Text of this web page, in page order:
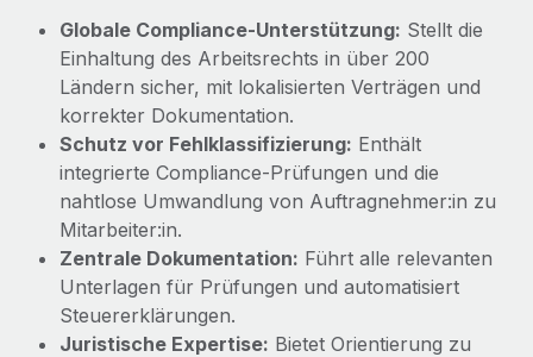
Mobilität und Relocation
Mühelose Relocation von Mitarbeiter:innen
Benefits
Mühelose Verwaltung von Benefits
Auf einen Blick Erfahre mehr über die unglaubliche
Transformation einer weltweit erfolgreichen...
Mehr erfahren
Den Blog erkunden
Neues zu Remote-Produkten: Integration mit
Gusto und Zero und Contractor Management
Plus
Auch im neuen Jahr wollen wir bei Remote Unternehmen
aller Größen dabei unterstützen, die beste...
Mehr erfahren
Globale Compliance-Unterstützung: Stellt die
Einhaltung des Arbeitsrechts in über 200
Ländern sicher, mit lokalisierten Verträgen und
korrekter Dokumentation.
Schutz vor Fehlklassifizierung: Enthält
integrierte Compliance‑Prüfungen und die
nahtlose Umwandlung von Auftragnehmer:in zu
Mitarbeiter:in.
Zentrale Dokumentation: Führt alle relevanten
Unterlagen für Prüfungen und automatisiert
Steuererklärungen.
Juristische Expertise: Bietet Orientierung zu